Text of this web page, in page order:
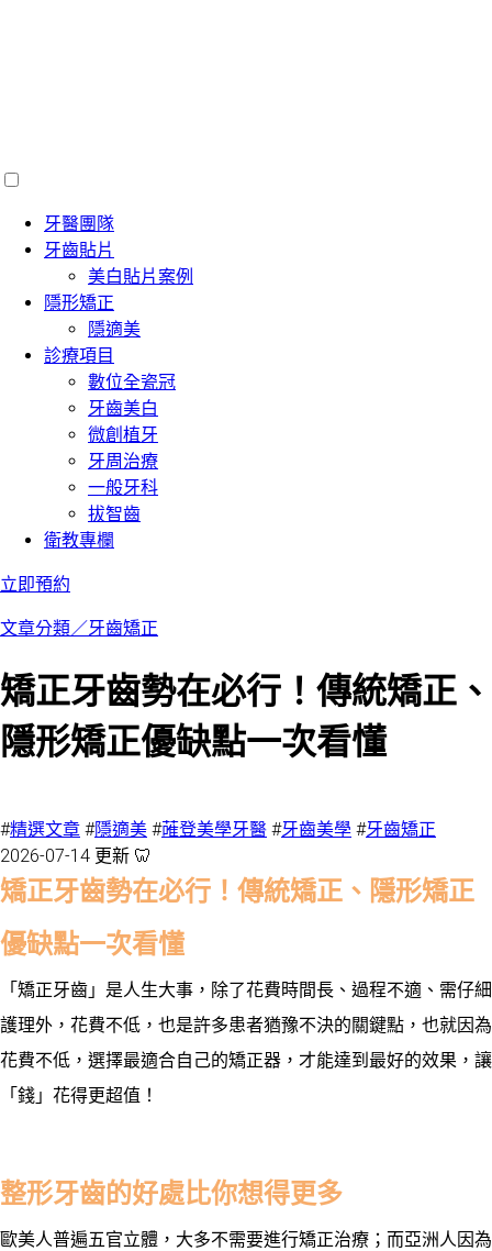
牙醫團隊
牙齒貼片
美白貼片案例
隱形矯正
隱適美
診療項目
數位全瓷冠
牙齒美白
微創植牙
牙周治療
一般牙科
拔智齒
衛教專欄
立即預約
文章分類／牙齒矯正
矯正牙齒勢在必行！傳統矯正、
隱形矯正優缺點一次看懂
#精選文章 #隱適美 #蓶登美學牙醫 #牙齒美學 #牙齒矯正
2026-07-14 更新 🦷
矯正牙齒勢在必行！傳統矯正、隱形矯正
優缺點一次看懂
「矯正牙齒」是人生大事，除了花費時間長、過程不適、需仔細
護理外，花費不低，也是許多患者猶豫不決的關鍵點，也就因為
花費不低，選擇最適合自己的矯正器，才能達到最好的效果，讓
「錢」花得更超值！
整形牙齒的好處比你想得更多
歐美人普遍五官立體，大多不需要進行矯正治療；而亞洲人因為